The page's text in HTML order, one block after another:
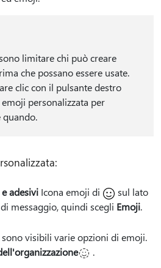
limitare chi può creare
che possano essere usate.
clic con il pulsante destro
personalizzata per
quando.
e adesivi Icona emoji di
sul lato
messaggio, quindi scegli Emoji.
visibili varie opzioni di emoji.
.